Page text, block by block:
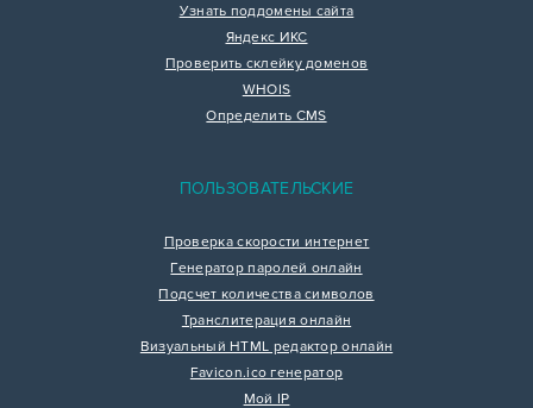
Узнать поддомены сайта
Яндекс ИКС
Проверить склейку доменов
WHOIS
Определить CMS
ПОЛЬЗОВАТЕЛЬСКИЕ
Проверка скорости интернет
Генератор паролей онлайн
Подсчет количества символов
Транслитерация онлайн
Визуальный HTML редактор онлайн
Favicon.ico генератор
Мой IP